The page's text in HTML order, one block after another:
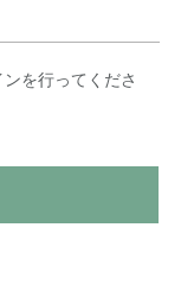
を行ってくださ